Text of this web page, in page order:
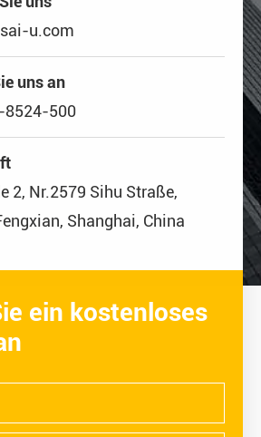
u.com
uns an
8524-500
2, Nr.2579 Sihu Straße,
Shanghai, China
ein kostenloses